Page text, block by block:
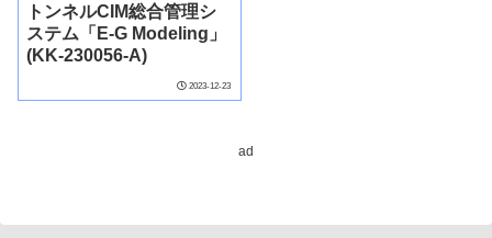
トンネルCIM総合管理シ
ステム「E-G Modeling」
(KK-230056-A)
2023-12-23
ad